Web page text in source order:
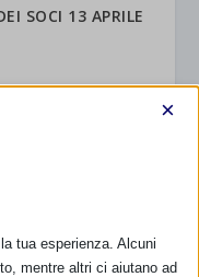
SOCI 13 APRILE
×
tua esperienza. Alcuni
mentre altri ci aiutano ad